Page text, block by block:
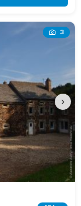
3
›